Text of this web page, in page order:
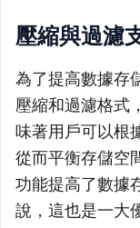
壓縮與過濾
為了提高數據存
壓縮和過濾格式
味著用戶可以根
從而平衡存儲空
功能提高了數據
說，這也是一大